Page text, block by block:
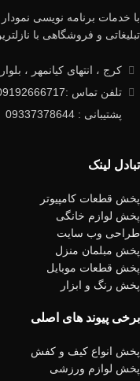
با خدمات برنامه نویسی
تبلیغاتی و فروشگاهی با
کرج ، انتهای کیانمهر ،
تلفن تماس :09192666717
پشتیبانی : 09337378644
تبادل لینک
پخش قطعات کامپیوتر
پخش لوازم خانگی
طراحی وب سایت
پخش مبلمان منزل
پخش قطعات موبایل
پخش رنگ و ابزار
برخی پیوند های اصلی
پخش انواع کیف و کفش
پخش لوازم ورزشی